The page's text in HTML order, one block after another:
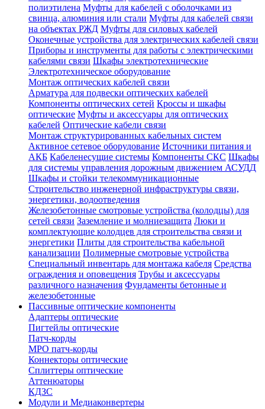
полиэтилена Муфты для кабелей с оболочками из
свинца, алюминия или стали Муфты для кабелей связи
на объектах РЖД Муфты для силовых кабелей
Оконечные устройства для электрических кабелей связи
Приборы и инструменты для работы с электрическими
кабелями связи Шкафы электротехнические
Электротехническое оборудование
Монтаж оптических кабелей связи
Арматура для подвески оптических кабелей
Компоненты оптических сетей Кроссы и шкафы
оптические Муфты и аксессуары для оптических
кабелей Оптические кабели связи
Монтаж структурированных кабельных систем
Активное сетевое оборудование Источники питания и
АКБ Кабеленесущие системы Компоненты СКС Шкафы
для системы управления дорожным движением АСУДД
Шкафы и стойки телекоммуникационные
Строительство инженерной инфраструктуры связи,
энергетики, водоотведения
Железобетонные смотровые устройства (колодцы) для
сетей связи Заземление и молниезащита Люки и
комплектующие колодцев для строительства связи и
энергетики Плиты для строительства кабельной
канализации Полимерные смотровые устройства
Специальный инвентарь для монтажа кабеля Средства
ограждения и оповещения Трубы и аксессуары
различного назначения Фундаменты бетонные и
железобетонные
Пассивные оптические компоненты
Адаптеры оптические
Пигтейлы оптические
Патч-корды
MPO патч-корды
Коннекторы оптические
Сплиттеры оптические
Аттенюаторы
КДЗС
Модули и Медиаконвертеры